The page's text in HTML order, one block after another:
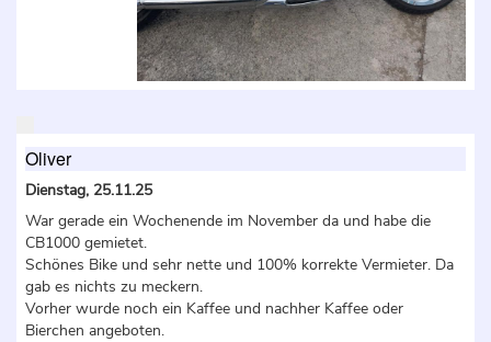
Oliver
Dienstag, 25.11.25
War gerade ein Wochenende im November da und habe die
CB1000 gemietet.
Schönes Bike und sehr nette und 100% korrekte Vermieter. Da
gab es nichts zu meckern.
Vorher wurde noch ein Kaffee und nachher Kaffee oder
Bierchen angeboten.